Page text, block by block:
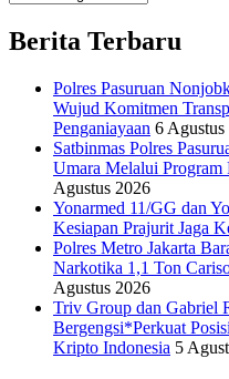
Berita Terbaru
Polres Pasuruan
Wujud Komitmen
Penganiayaan 6 Agustus
Satbinmas Polres
Umara Melalui Program
Agustus 2026
Yonarmed 11/GG dan
Kesiapan Prajurit Jaga
Polres Metro Jakarta
Narkotika 1,1 Ton
Agustus 2026
Triv Group dan Gabriel
Bergengsi*Perkuat
Kripto Indonesia 5